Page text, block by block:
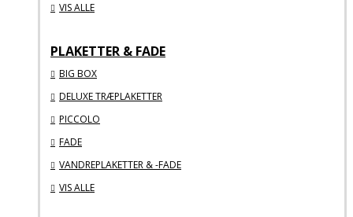
VIS ALLE
PLAKETTER & FADE
BIG BOX
DELUXE TRÆPLAKETTER
PICCOLO
FADE
VANDREPLAKETTER & -FADE
VIS ALLE